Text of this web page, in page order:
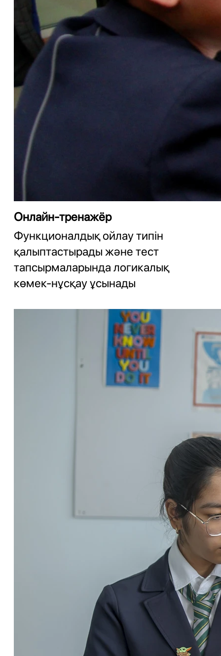
Онлайн-тренажёр
Функционалдық ойлау типін
қалыптастырады және тест
тапсырмаларында логикалық
көмек-нұсқау ұсынады